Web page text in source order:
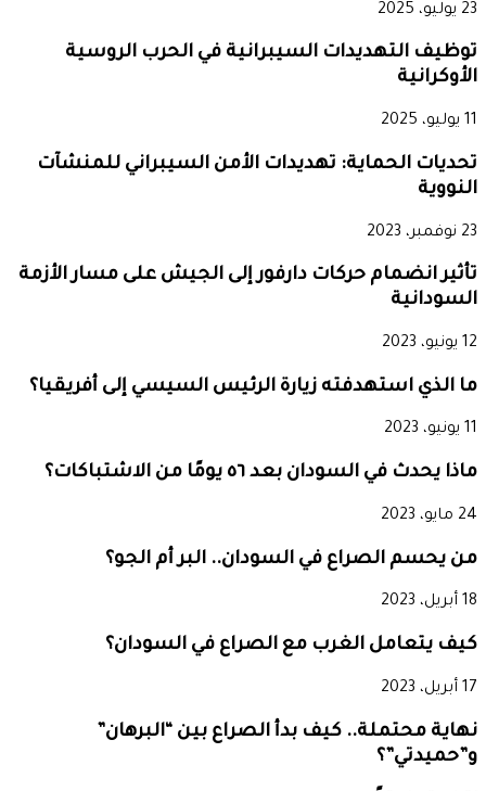
23 يوليو، 2025
توظيف التهديدات السيبرانية في الحرب الروسية
الأوكرانية
11 يوليو، 2025
تحديات الحماية: تهديدات الأمن السيبراني للمنشآت
النووية
23 نوفمبر، 2023
تأثير انضمام حركات دارفور إلى الجيش على مسار الأزمة
السودانية
12 يونيو، 2023
ما الذي استهدفته زيارة الرئيس السيسي إلى أفريقيا؟
11 يونيو، 2023
ماذا يحدث في السودان بعد ٥٦ يومًا من الاشتباكات؟
24 مايو، 2023
من يحسم الصراع في السودان.. البر أم الجو؟
18 أبريل، 2023
كيف يتعامل الغرب مع الصراع في السودان؟
17 أبريل، 2023
نهاية محتملة.. كيف بدأ الصراع بين “البرهان”
و”حميدتي”؟